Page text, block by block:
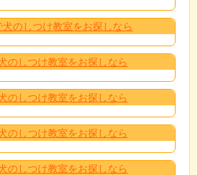
のしつけ教室をお探しなら
のしつけ教室をお探しなら
のしつけ教室をお探しなら
のしつけ教室をお探しなら
のしつけ教室をお探しなら